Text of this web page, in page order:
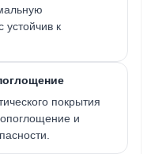
устойчив к
покрытия
и